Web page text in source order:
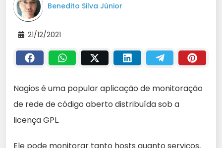
Benedito Silva Júnior
21/12/2021
Nagios é uma popular aplicação de monitoração
de rede de código aberto distribuída sob a
licença GPL.